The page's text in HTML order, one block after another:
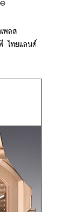
เพลส
พี ไทยแลนด์